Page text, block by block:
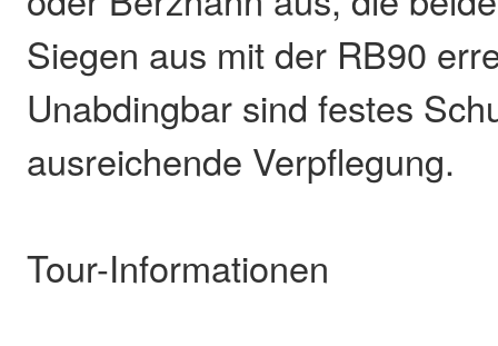
Siegen aus mit der RB90
Unabdingbar sind festes
ausreichende Verpflegung.
Tour-Informationen